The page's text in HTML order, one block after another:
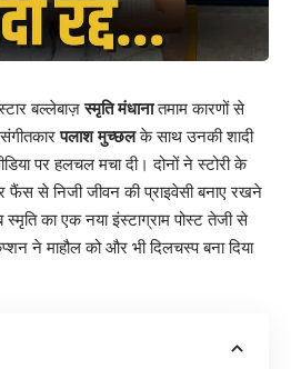
बल्लेबाज़स्मृति मंधानातमाम कारणों से
संगीतकारपलाश मुच्छलके साथ उनकी शादी
पर हलचल मचा दी। दोनों ने स्टोरी के
से निजी जीवन की प्राइवेसी बनाए रखने
का एक नया इंस्टाग्राम पोस्ट तेजी से
ने माहौल को और भी दिलचस्प बना दिया